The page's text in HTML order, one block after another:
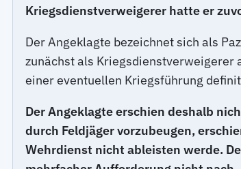
Kriegsdienstverweigerer hatte er
Der Angeklagte bezeichnet sich als
zunächst als Kriegsdienstverweigerer
einer eventuellen Kriegsführung
Der Angeklagte erschien deshalb
durch Feldjäger vorzubeugen,
Wehrdienst nicht ableisten werde.